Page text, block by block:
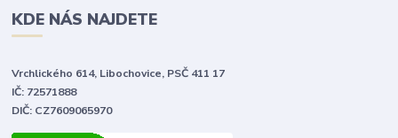
KDE NÁS NAJDETE
Vrchlického 614, Libochovice, PSČ 411 17
IČ: 72571888
DIČ: CZ7609065970